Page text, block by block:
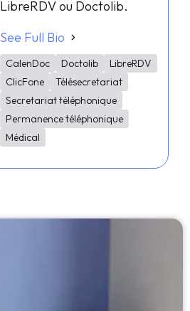
LibreRDV ou Doctolib.
See Full Bio
CalenDoc Doctolib
LibreRDV
ClicFone
Télésecretariat
Secretariat téléphonique
Permanence téléphonique
Médical